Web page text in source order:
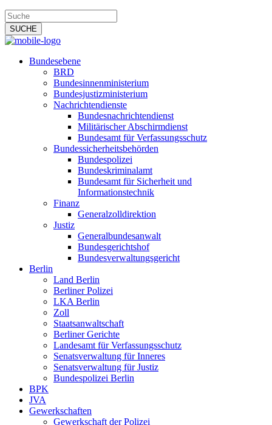
Bundesebene
BRD
Bundesinnenministerium
Bundesjustizministerium
Nachrichtendienste
Bundesnachrichtendienst
Militärischer Abschirmdienst
Bundesamt für Verfassungsschutz
Bundessicherheitsbehörden
Bundespolizei
Bundeskriminalamt
Bundesamt für Sicherheit und
Informationstechnik
Finanz
Generalzolldirektion
Justiz
Generalbundesanwalt
Bundesgerichtshof
Bundesverwaltungsgericht
Berlin
Land Berlin
Berliner Polizei
LKA Berlin
Zoll
Staatsanwaltschaft
Berliner Gerichte
Landesamt für Verfassungsschutz
Senatsverwaltung für Inneres
Senatsverwaltung für Justiz
Bundespolizei Berlin
BPK
JVA
Gewerkschaften
Gewerkschaft der Polizei